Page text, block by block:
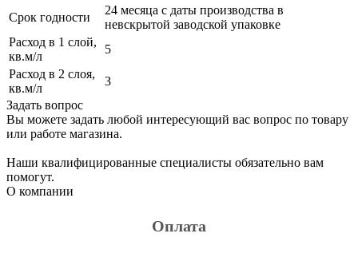
Срок годности
24 месяца с даты производства в
невскрытой заводской упаковке
Расход в 1 слой,
кв.м/л
5
Расход в 2 слоя,
кв.м/л
3
Задать вопрос
Вы можете задать любой интересующий вас вопрос по товару
или работе магазина.
Наши квалифицированные специалисты обязательно вам
помогут.
О компании
Оплата